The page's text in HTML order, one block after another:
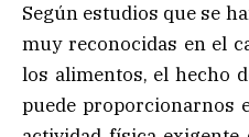
Según estudios que se
muy reconocidas en el
los alimentos, el hecho
puede proporcionarnos